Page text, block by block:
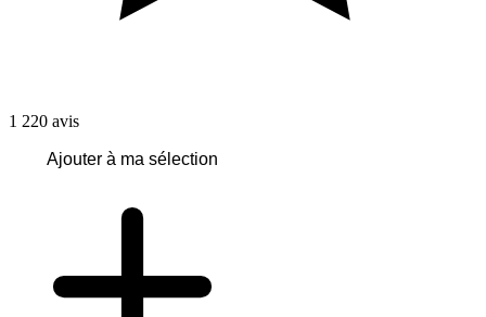
1 220 avis
Ajouter à ma sélection